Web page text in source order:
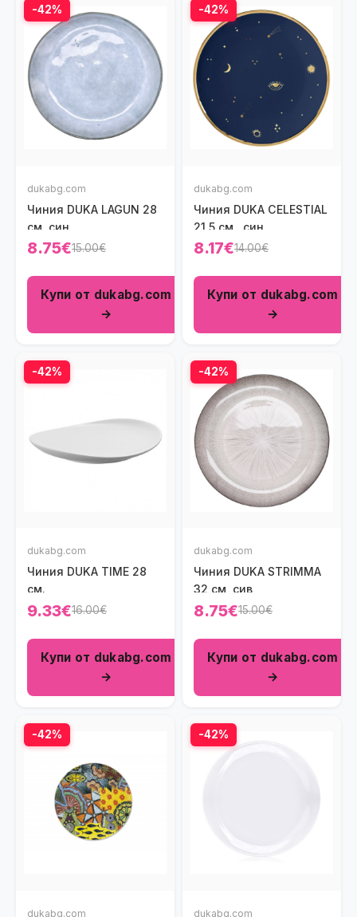
-42%
dukabg.com
Чиния DUKA LAGUN 28
см, син
8.75€15.00€
Купи от dukabg.com
→
-42%
dukabg.com
Чиния DUKA CELESTIAL
21,5 см., син
8.17€14.00€
Купи от dukabg.com
→
-42%
dukabg.com
Чиния DUKA TIME 28
см.
9.33€16.00€
Купи от dukabg.com
→
-42%
dukabg.com
Чиния DUKA STRIMMA
32 см, сив
8.75€15.00€
Купи от dukabg.com
→
-42%
dukabg.com
-42%
dukabg.com